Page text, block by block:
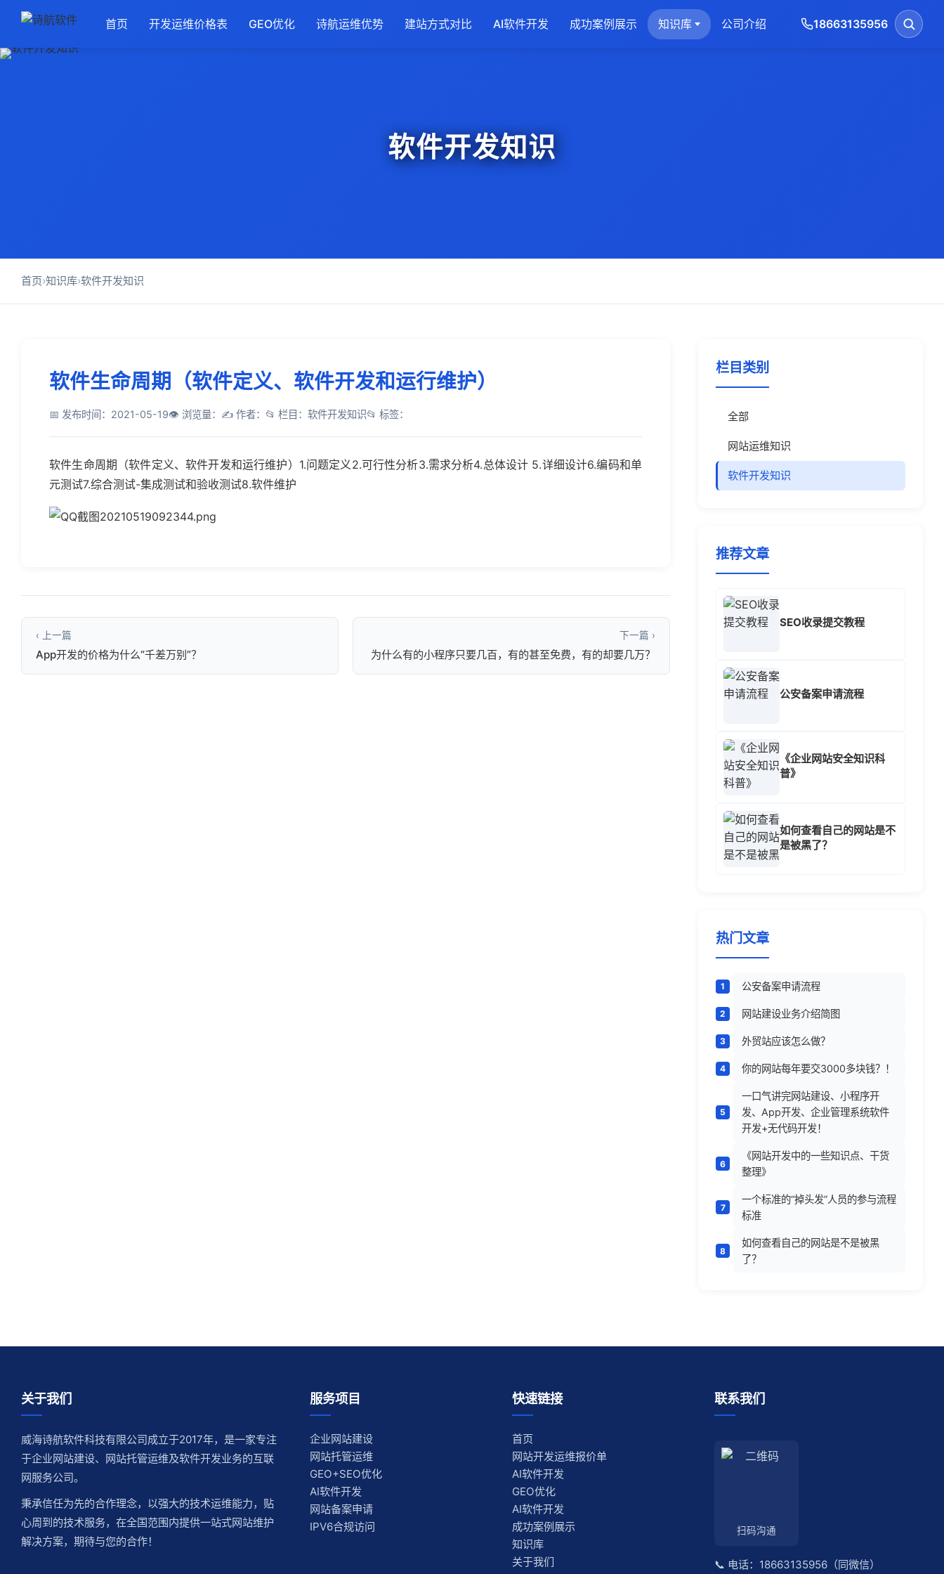
首页 开发运维价格表 GEO优化 诗航运维优势 建站方式对比 AI软件开发 成功案例展示 知识库 公司介绍 18663135956
软件开发知识
首页›知识库›软件开发知识
软件生命周期（软件定义、软件开发和运行维护）
📅 发布时间：2021-05-19👁 浏览量： ✍️ 作者： 📂 栏目：软件开发知识📂 标签：
软件生命周期（软件定义、软件开发和运行维护）1.问题定义2.可行性分析3.需求分析4.总体设计 5.详细设计6.编码和单
元测试7.综合测试-集成测试和验收测试8.软件维护
‹ 上一篇
App开发的价格为什么“千差万别”？
下一篇 ›
为什么有的小程序只要几百，有的甚至免费，有的却要几万？
栏目类别
全部
网站运维知识
软件开发知识
推荐文章
SEO收录提交教程
公安备案申请流程
《企业网站安全知识科
普》
如何查看自己的网站是不
是被黑了？
热门文章
公安备案申请流程
网站建设业务介绍简图
外贸站应该怎么做？
你的网站每年要交3000多块钱？！
一口气讲完网站建设、小程序开
发、App开发、企业管理系统软件
开发+无代码开发！
《网站开发中的一些知识点、干货
整理》
一个标准的“掉头发”人员的参与流程
标准
如何查看自己的网站是不是被黑
了？
关于我们
威海诗航软件科技有限公司成立于2017年，是一家专注
于企业网站建设、网站托管运维及软件开发业务的互联
网服务公司。
秉承信任为先的合作理念，以强大的技术运维能力，贴
心周到的技术服务，在全国范围内提供一站式网站维护
解决方案，期待与您的合作！
服务项目
企业网站建设
网站托管运维
GEO+SEO优化
AI软件开发
网站备案申请
IPV6合规访问
快速链接
首页
网站开发运维报价单
AI软件开发
GEO优化
AI软件开发
成功案例展示
知识库
关于我们
联系我们
扫码沟通
📞 电话：18663135956（同微信）